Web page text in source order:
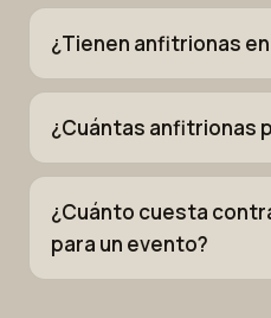
¿Tienen anfitrionas
¿Cuántas anfitrionas
¿Cuánto cuesta
para un evento?